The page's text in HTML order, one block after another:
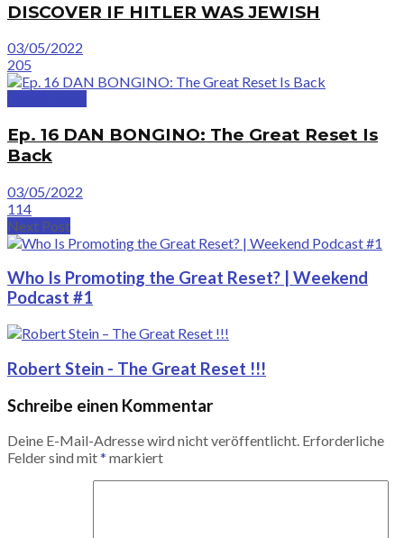
DISCOVER IF HITLER WAS JEWISH
03/05/2022
205
Ep. 16 DAN BONGINO: The Great Reset Is
Back
03/05/2022
114
Next Post
Who Is Promoting the Great Reset? | Weekend
Podcast #1
Robert Stein - The Great Reset !!!
Schreibe einen Kommentar
Deine E-Mail-Adresse wird nicht veröffentlicht. Erforderliche
Felder sind mit* markiert